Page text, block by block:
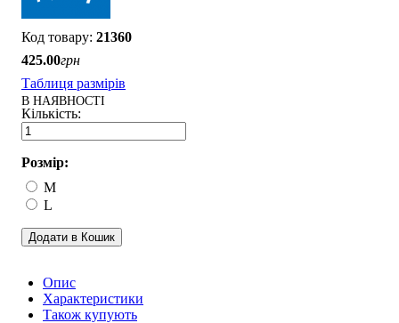
21360
425.00грн
Таблиця размірів
В НАЯВНОСТІ
Розмір:
M
L
Додати в Кошик
Опис
Характеристики
Також купують